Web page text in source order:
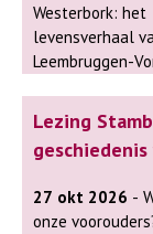
Westerbork: het
levensverhaal
Leembruggen-
Lezing
27 okt 2026 - Wie waren
onze